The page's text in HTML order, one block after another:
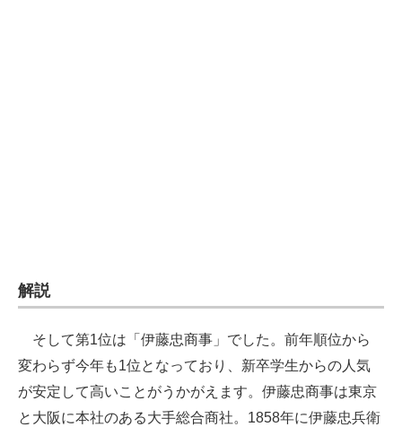
電子設計の基本と応用
建設×テクノロジーの最前線
ちょっと気になるネットの話題
解説
そして第1位は「伊藤忠商事」でした。前年順位から
変わらず今年も1位となっており、新卒学生からの人気
が安定して高いことがうかがえます。伊藤忠商事は東京
と大阪に本社のある大手総合商社。1858年に伊藤忠兵衛